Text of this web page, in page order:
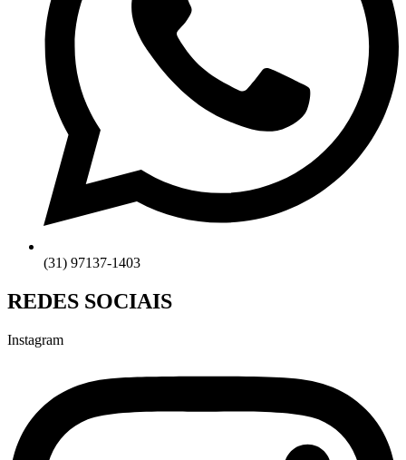
(31) 97137-1403
REDES SOCIAIS
Instagram